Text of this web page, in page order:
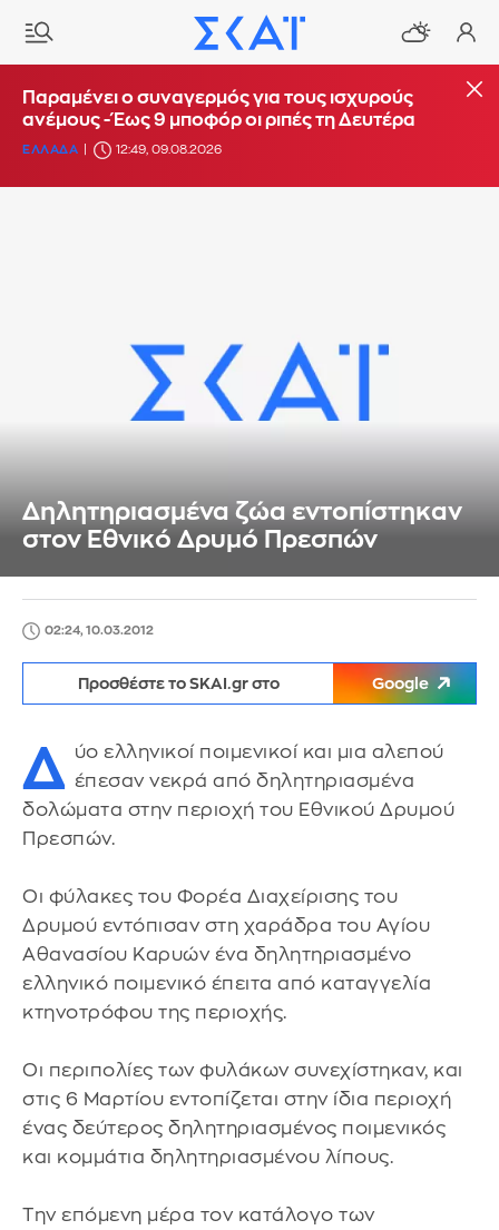
Παραμένει ο συναγερμός για τους ισχυρούς
ανέμους - Έως 9 μποφόρ οι ριπές τη Δευτέρα
ΕΛΛΑΔΑ 12:49, 09.08.2026
Δηλητηριασμένα ζώα εντοπίστηκαν
στον Εθνικό Δρυμό Πρεσπών
02:24, 10.03.2012
Προσθέστε το SKAI.gr στο Google
Δ ύο ελληνικοί ποιμενικοί και μια αλεπού
έπεσαν νεκρά από δηλητηριασμένα
δολώματα στην περιοχή του Εθνικού Δρυμού
Πρεσπών.
Οι φύλακες του Φορέα Διαχείρισης του
Δρυμού εντόπισαν στη χαράδρα του Αγίου
Αθανασίου Καρυών ένα δηλητηριασμένο
ελληνικό ποιμενικό έπειτα από καταγγελία
κτηνοτρόφου της περιοχής.
Οι περιπολίες των φυλάκων συνεχίστηκαν, και
στις 6 Μαρτίου εντοπίζεται στην ίδια περιοχή
ένας δεύτερος δηλητηριασμένος ποιμενικός
και κομμάτια δηλητηριασμένου λίπους.
Την επόμενη μέρα τον κατάλογο των